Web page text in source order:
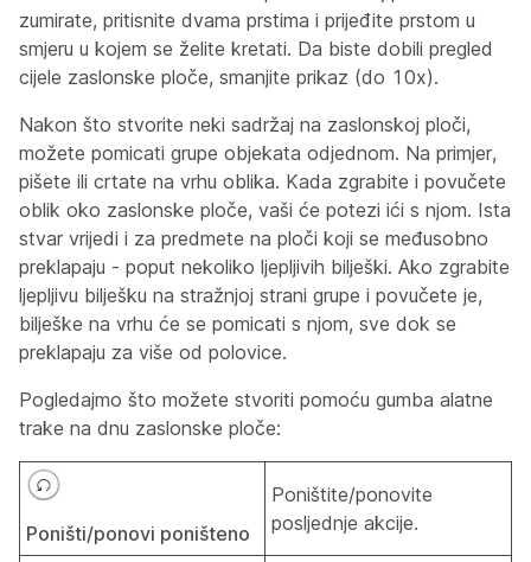
zumirate, pritisnite dvama prstima i prijeđite prstom u
smjeru u kojem se želite kretati. Da biste dobili pregled
cijele zaslonske ploče, smanjite prikaz (do 10x).
Nakon što stvorite neki sadržaj na zaslonskoj ploči,
možete pomicati grupe objekata odjednom. Na primjer,
pišete ili crtate na vrhu oblika. Kada zgrabite i povučete
oblik oko zaslonske ploče, vaši će potezi ići s njom. Ista
stvar vrijedi i za predmete na ploči koji se međusobno
preklapaju - poput nekoliko ljepljivih bilješki. Ako zgrabite
ljepljivu bilješku na stražnjoj strani grupe i povučete je,
bilješke na vrhu će se pomicati s njom, sve dok se
preklapaju za više od polovice.
Pogledajmo što možete stvoriti pomoću gumba alatne
trake na dnu zaslonske ploče:
Poništi/ponovi poništeno
Poništite/ponovite
posljednje akcije.